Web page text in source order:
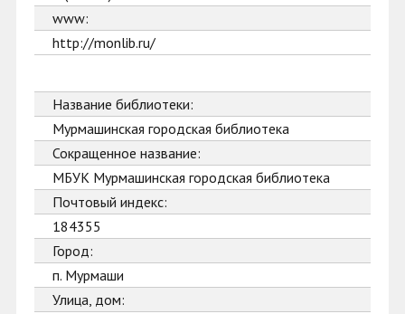
www:
http://monlib.ru/
Название библиотеки:
Мурмашинская городская библиотека
Сокращенное название:
МБУК Мурмашинская городская библиотека
Почтовый индекс:
184355
Город:
п. Мурмаши
Улица, дом: